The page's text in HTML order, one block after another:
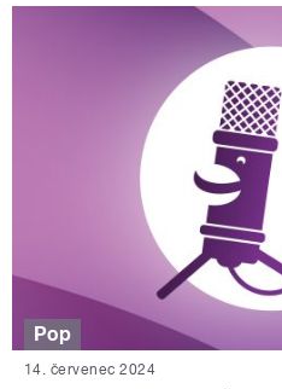
Pop
14. červenec 2024